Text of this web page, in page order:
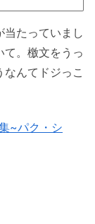
たっていまし
て。檄文をうっ
んてドジっこ
~パク・シ